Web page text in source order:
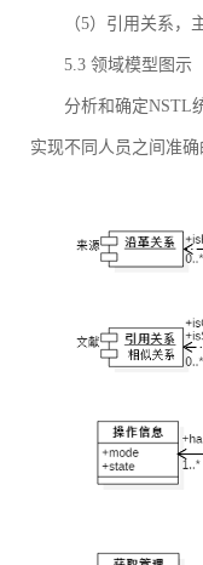
（5）引用关系，
5.3 领域模型图示
分析和确定NSTL
实现不同人员之间准